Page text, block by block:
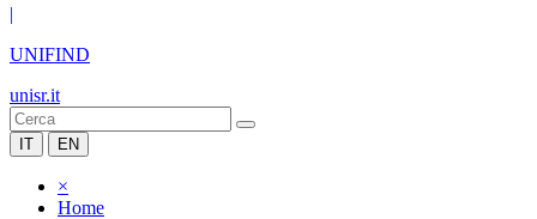
|
UNIFIND
unisr.it
IT EN
×
Home